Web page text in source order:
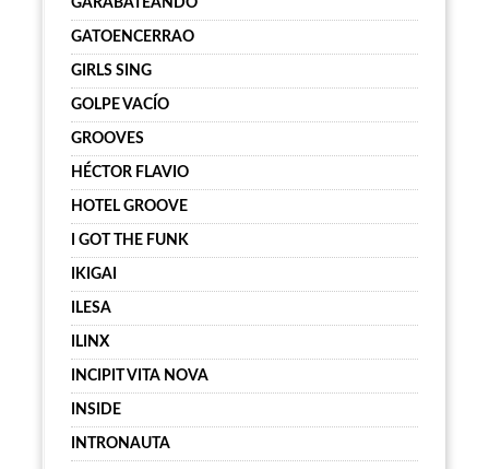
GARABATEANDO
GATOENCERRAO
GIRLS SING
GOLPE VACÍO
GROOVES
HÉCTOR FLAVIO
HOTEL GROOVE
I GOT THE FUNK
IKIGAI
ILESA
ILINX
INCIPIT VITA NOVA
INSIDE
INTRONAUTA